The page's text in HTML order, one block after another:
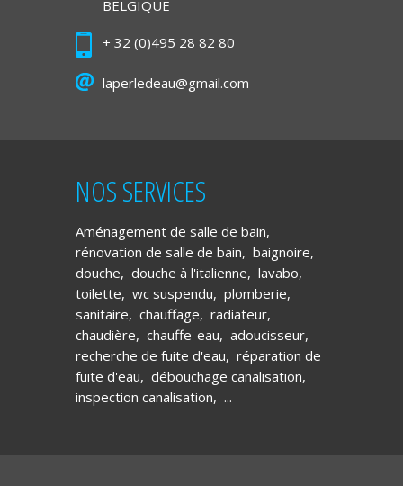
BELGIQUE
+ 32 (0)495 28 82 80
laperledeau@gmail.com
NOS SERVICES
Aménagement de salle de bain,
rénovation de salle de bain, baignoire,
douche, douche à l'italienne, lavabo,
toilette, wc suspendu, plomberie,
sanitaire, chauffage, radiateur,
chaudière, chauffe-eau, adoucisseur,
recherche de fuite d'eau, réparation de
fuite d'eau, débouchage canalisation,
inspection canalisation, ...